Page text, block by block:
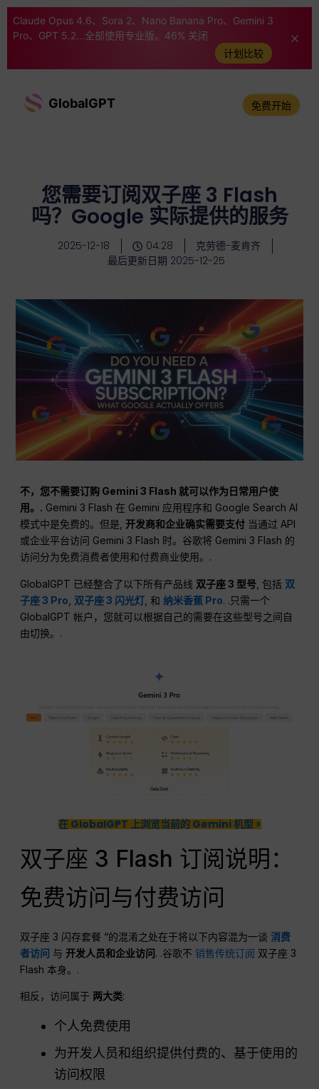
Claude Opus 4.6、Sora 2、Nano Banana Pro、Gemini 3
Pro、GPT 5.2...全部使用专业版。46% 关闭
计划比较
GlobalGPT 免费开始
您需要订阅双子座 3 Flash
吗？Google 实际提供的服务
2025-12-18 04:28
克劳德-麦肯齐
最后更新日期 2025-12-25
不，您不需要订购 Gemini 3 Flash 就可以作为日常用户使
用。. Gemini 3 Flash 在 Gemini 应用程序和 Google Search AI
模式中是免费的。但是, 开发商和企业确实需要支付 当通过 API
或企业平台访问 Gemini 3 Flash 时。谷歌将 Gemini 3 Flash 的
访问分为免费消费者使用和付费商业使用。.
GlobalGPT 已经整合了以下所有产品线 双子座 3 型号 , 包括 双
子座 3 Pro 双子座 3 闪光灯 , 和 纳米香蕉 Pro. .只需一个
GlobalGPT 帐户，您就可以根据自己的需要在这些型号之间自
由切换。.
在 GlobalGPT 上浏览当前的 Gemini 机型 >
双子座 3 Flash 订阅说明：
免费访问与付费访问
双子座 3 闪存套餐 “的混淆之处在于将以下内容混为一谈 消费
者访问 与 开发人员和企业访问. .谷歌不 销售传统订阅 双子座 3
Flash 本身。.
相反，访问属于 两大类:
个人免费使用
为开发人员和组织提供付费的、基于使用的
访问权限